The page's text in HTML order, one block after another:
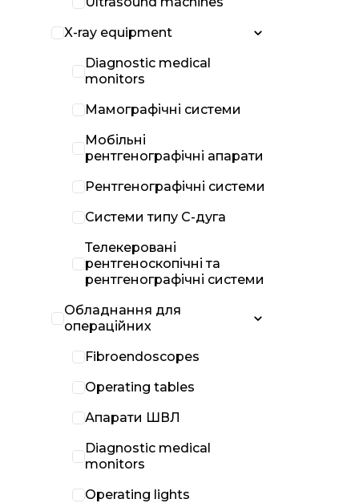
X-ray equipment
Diagnostic medical
monitors
Мамографічні системи
Мобільні
рентгенографічні апарати
Рентгенографічні системи
Системи типу С-дуга
Телекеровані
рентгеноскопічні та
рентгенографічні системи
Обладнання для
операційних
Fibroendoscopes
Operating tables
Апарати ШВЛ
Diagnostic medical
monitors
Operating lights